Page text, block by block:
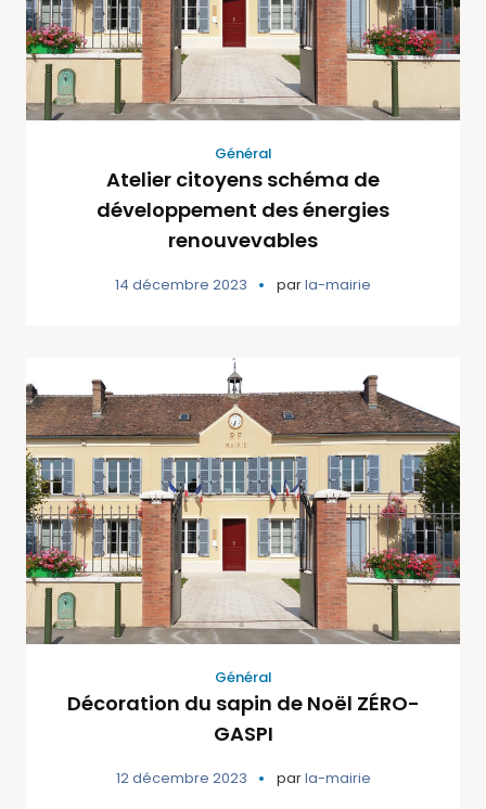
Général
Atelier citoyens schéma de
développement des énergies
renouvevables
14 décembre 2023 parla-mairie
Général
Décoration du sapin de Noël ZÉRO-
GASPI
12 décembre 2023 parla-mairie